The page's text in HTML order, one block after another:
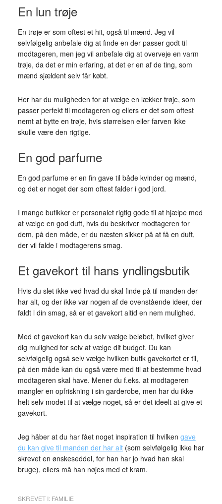
En lun trøje
En trøje er som oftest et hit, også til mænd. Jeg vil
selvfølgelig anbefale dig at finde en der passer godt til
modtageren, men jeg vil anbefale dig at overveje en varm
trøje, da det er min erfaring, at det er en af de ting, som
mænd sjældent selv får købt.
Her har du muligheden for at vælge en lækker trøje, som
passer perfekt til modtageren og ellers er det som oftest
nemt at bytte en trøje, hvis størrelsen eller farven ikke
skulle være den rigtige.
En god parfume
En god parfume er en fin gave til både kvinder og mænd,
og det er noget der som oftest falder i god jord.
I mange butikker er personalet rigtig gode til at hjælpe med
at vælge en god duft, hvis du beskriver modtageren for
dem, på den måde, er du næsten sikker på at få en duft,
der vil falde i modtagerens smag.
Et gavekort til hans yndlingsbutik
Hvis du slet ikke ved hvad du skal finde på til manden der
har alt, og der ikke var nogen af de ovenstående ideer, der
faldt i din smag, så er et gavekort altid en nem mulighed.
Med et gavekort kan du selv vælge beløbet, hvilket giver
dig mulighed for selv at vælge dit budget. Du kan
selvfølgelig også selv vælge hvilken butik gavekortet er til,
på den måde kan du også være med til at bestemme hvad
modtageren skal have. Mener du f.eks. at modtageren
mangler en opfriskning i sin garderobe, men har du ikke
helt selv modet til at vælge noget, så er det ideelt at give et
gavekort.
Jeg håber at du har fået noget inspiration til hvilken gave
du kan give til manden der har alt(som selvfølgelig ikke har
skrevet en ønskeseddel, for han har jo hvad han skal
bruge), ellers må han nøjes med et kram.
SKREVET I: FAMILIE